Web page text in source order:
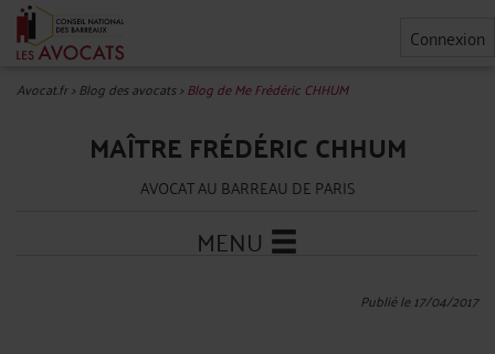
Connexion
Avocat.fr>Blog des avocats>Blog de Me Frédéric CHHUM
MAÎTRE FRÉDÉRIC CHHUM
AVOCAT AU BARREAU DE PARIS
MENU
Publié le 17/04/2017